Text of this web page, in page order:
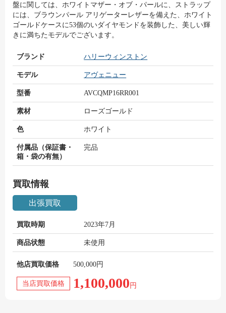
盤に関しては、ホワイトマザー・オブ・パールに、ストラップ
には、ブラウンパール アリゲーターレザーを備えた、ホワイト
ゴールドケースに53個のいダイヤモンドを装飾した、美しい輝
きに満ちたモデルでございます。
ブランド ハリーウィンストン
モデル アヴェニュー
型番 AVCQMP16RR001
素材 ローズゴールド
色 ホワイト
付属品（保証書・
箱・袋の有無）
完品
買取情報
出張買取
買取時期 2023年7月
商品状態 未使用
他店買取価格 500,000円
当店買取価格 1,100,000 円